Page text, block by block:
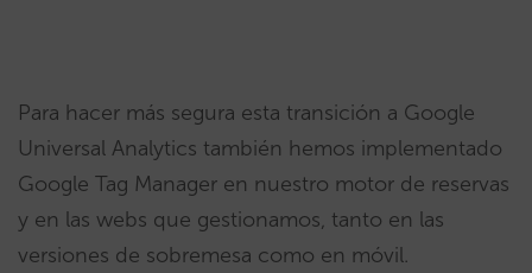
Para hacer más segura esta transición a Google
Universal Analytics también hemos implementado
Google Tag Manager en nuestro motor de reservas
y en las webs que gestionamos, tanto en las
versiones de sobremesa como en móvil.